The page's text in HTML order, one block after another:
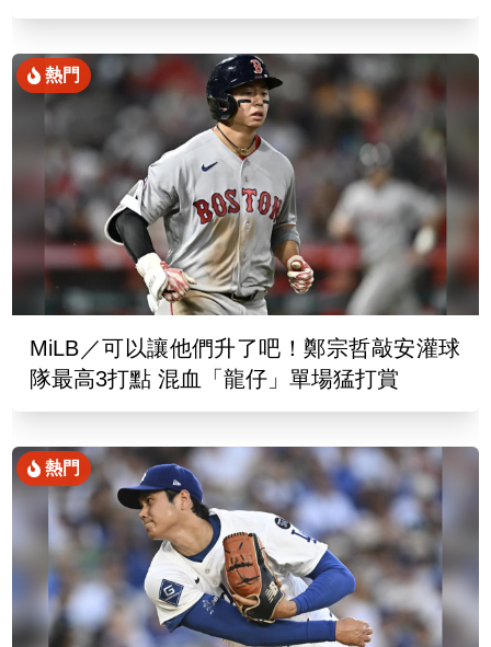
熱門
MiLB／可以讓他們升了吧！鄭宗哲敲安灌球
隊最高3打點 混血「龍仔」單場猛打賞
熱門